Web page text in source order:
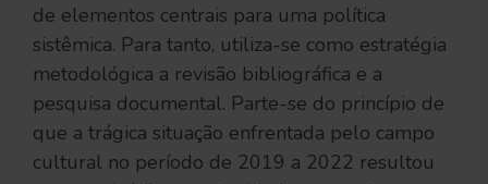
de elementos centrais para uma política
sistêmica. Para tanto, utiliza-se como estratégia
metodológica a revisão bibliográfica e a
pesquisa documental. Parte-se do princípio de
que a trágica situação enfrentada pelo campo
cultural no período de 2019 a 2022 resultou